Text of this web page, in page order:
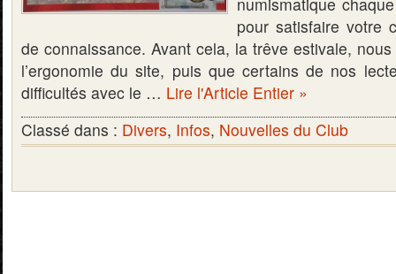
pour satisfaire votre
de connaissance. Avant cela, la trêve estivale, nous
l’ergonomie du site, puis que certains de nos
difficultés avec le … Lire l'Article Entier »
Classé dans : Divers, Infos, Nouvelles du Club